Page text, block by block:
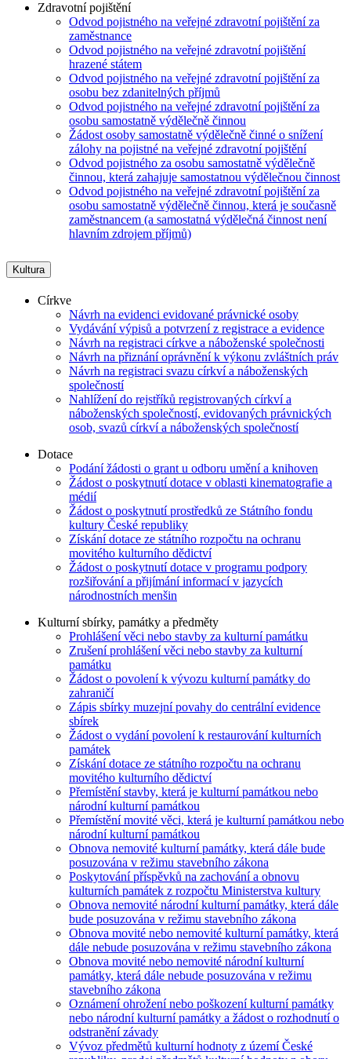
Zdravotní pojištění
Odvod pojistného na veřejné zdravotní pojištění za
zaměstnance
Odvod pojistného na veřejné zdravotní pojištění
hrazené státem
Odvod pojistného na veřejné zdravotní pojištění za
osobu bez zdanitelných příjmů
Odvod pojistného na veřejné zdravotní pojištění za
osobu samostatně výdělečně činnou
Žádost osoby samostatně výdělečně činné o snížení
zálohy na pojistné na veřejné zdravotní pojištění
Odvod pojistného za osobu samostatně výdělečně
činnou, která zahajuje samostatnou výdělečnou činnost
Odvod pojistného na veřejné zdravotní pojištění za
osobu samostatně výdělečně činnou, která je současně
zaměstnancem (a samostatná výdělečná činnost není
hlavním zdrojem příjmů)
Kultura
Církve
Návrh na evidenci evidované právnické osoby
Vydávání výpisů a potvrzení z registrace a evidence
Návrh na registraci církve a náboženské společnosti
Návrh na přiznání oprávnění k výkonu zvláštních práv
Návrh na registraci svazu církví a náboženských
společností
Nahlížení do rejstříků registrovaných církví a
náboženských společností, evidovaných právnických
osob, svazů církví a náboženských společností
Dotace
Podání žádosti o grant u odboru umění a knihoven
Žádost o poskytnutí dotace v oblasti kinematografie a
médií
Žádost o poskytnutí prostředků ze Státního fondu
kultury České republiky
Získání dotace ze státního rozpočtu na ochranu
movitého kulturního dědictví
Žádost o poskytnutí dotace v programu podpory
rozšiřování a přijímání informací v jazycích
národnostních menšin
Kulturní sbírky, památky a předměty
Prohlášení věci nebo stavby za kulturní památku
Zrušení prohlášení věci nebo stavby za kulturní
památku
Žádost o povolení k vývozu kulturní památky do
zahraničí
Zápis sbírky muzejní povahy do centrální evidence
sbírek
Žádost o vydání povolení k restaurování kulturních
památek
Získání dotace ze státního rozpočtu na ochranu
movitého kulturního dědictví
Přemístění stavby, která je kulturní památkou nebo
národní kulturní památkou
Přemístění movité věci, která je kulturní památkou nebo
národní kulturní památkou
Obnova nemovité kulturní památky, která dále bude
posuzována v režimu stavebního zákona
Poskytování příspěvků na zachování a obnovu
kulturních památek z rozpočtu Ministerstva kultury
Obnova nemovité národní kulturní památky, která dále
bude posuzována v režimu stavebního zákona
Obnova movité nebo nemovité kulturní památky, která
dále nebude posuzována v režimu stavebního zákona
Obnova movité nebo nemovité národní kulturní
památky, která dále nebude posuzována v režimu
stavebního zákona
Oznámení ohrožení nebo poškození kulturní památky
nebo národní kulturní památky a žádost o rozhodnutí o
odstranění závady
Vývoz předmětů kulturní hodnoty z území České